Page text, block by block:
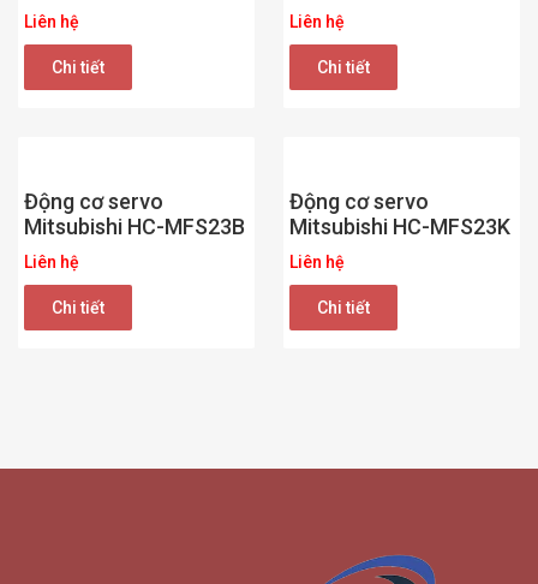
Liên hệ
Chi tiết
Liên hệ
Chi tiết
Động cơ servo
Mitsubishi HC-MFS23B
Liên hệ
Chi tiết
Động cơ servo
Mitsubishi HC-MFS23K
Liên hệ
Chi tiết